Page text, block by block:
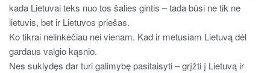
kada Lietuvai teks nuo tos šalies gintis – tada būsi ne tik ne
lietuvis, bet ir Lietuvos priešas.
Ko tikrai nelinkėčiau nei vienam. Kad ir metusiam Lietuvą dėl
gardaus valgio kąsnio.
Nes suklydęs dar turi galimybę pasitaisyti – grįžti į Lietuvą ir